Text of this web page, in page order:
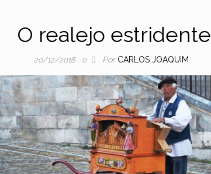
O realejo estridente
20/12/2018 0 Por CARLOS JOAQUIM